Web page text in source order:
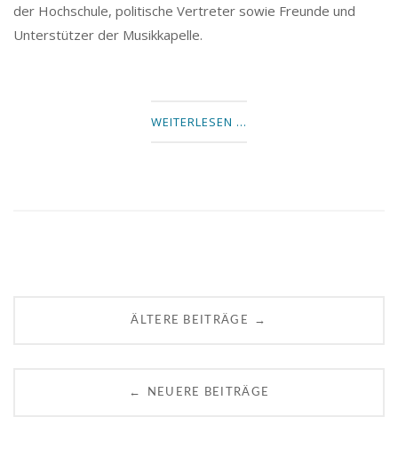
der Hochschule, politische Vertreter sowie Freunde und
Unterstützer der Musikkapelle.
WEITERLESEN …
ÄLTERE BEITRÄGE →
← NEUERE BEITRÄGE